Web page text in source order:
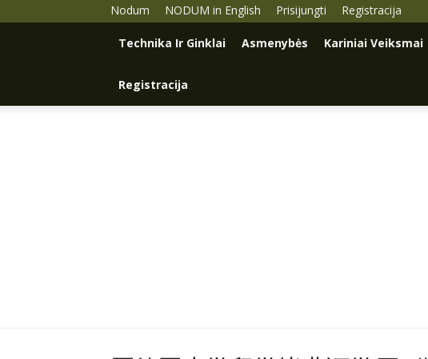
Nodum NODUM in English Prisijungti Registracija
Technika Ir Ginklai Asmenybės Kariniai Veiksmai
Registracija